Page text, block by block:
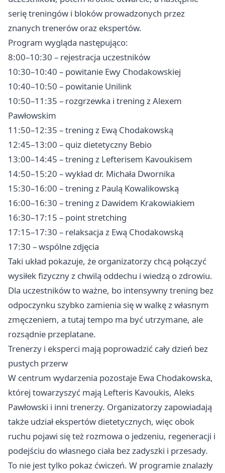
serię treningów i bloków prowadzonych przez
znanych trenerów oraz ekspertów.
Program wygląda następująco:
8:00–10:30 – rejestracja uczestników
10:30–10:40 – powitanie Ewy Chodakowskiej
10:40–10:50 – powitanie Unilink
10:50–11:35 – rozgrzewka i trening z Alexem
Pawłowskim
11:50–12:35 – trening z Ewą Chodakowską
12:45–13:00 – quiz dietetyczny Bebio
13:00–14:45 – trening z Lefterisem Kavoukisem
14:50–15:20 – wykład dr. Michała Dwornika
15:30–16:00 – trening z Paulą Kowalikowską
16:00–16:30 – trening z Dawidem Krakowiakiem
16:30–17:15 – point stretching
17:15–17:30 – relaksacja z Ewą Chodakowską
17:30 – wspólne zdjęcia
Taki układ pokazuje, że organizatorzy chcą połączyć
wysiłek fizyczny z chwilą oddechu i wiedzą o zdrowiu.
Dla uczestników to ważne, bo intensywny trening bez
odpoczynku szybko zamienia się w walkę z własnym
zmęczeniem, a tutaj tempo ma być utrzymane, ale
rozsądnie przeplatane.
Trenerzy i eksperci mają poprowadzić cały dzień bez
pustych przerw
W centrum wydarzenia pozostaje Ewa Chodakowska,
której towarzyszyć mają Lefteris Kavoukis, Aleks
Pawłowski i inni trenerzy. Organizatorzy zapowiadają
także udział ekspertów dietetycznych, więc obok
ruchu pojawi się też rozmowa o jedzeniu, regeneracji i
podejściu do własnego ciała bez zadyszki i przesady.
To nie jest tylko pokaz ćwiczeń. W programie znalazły